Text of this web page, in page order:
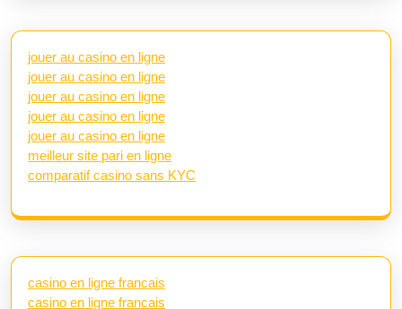
jouer au casino en ligne
jouer au casino en ligne
jouer au casino en ligne
jouer au casino en ligne
jouer au casino en ligne
meilleur site pari en ligne
comparatif casino sans KYC
casino en ligne francais
casino en ligne francais